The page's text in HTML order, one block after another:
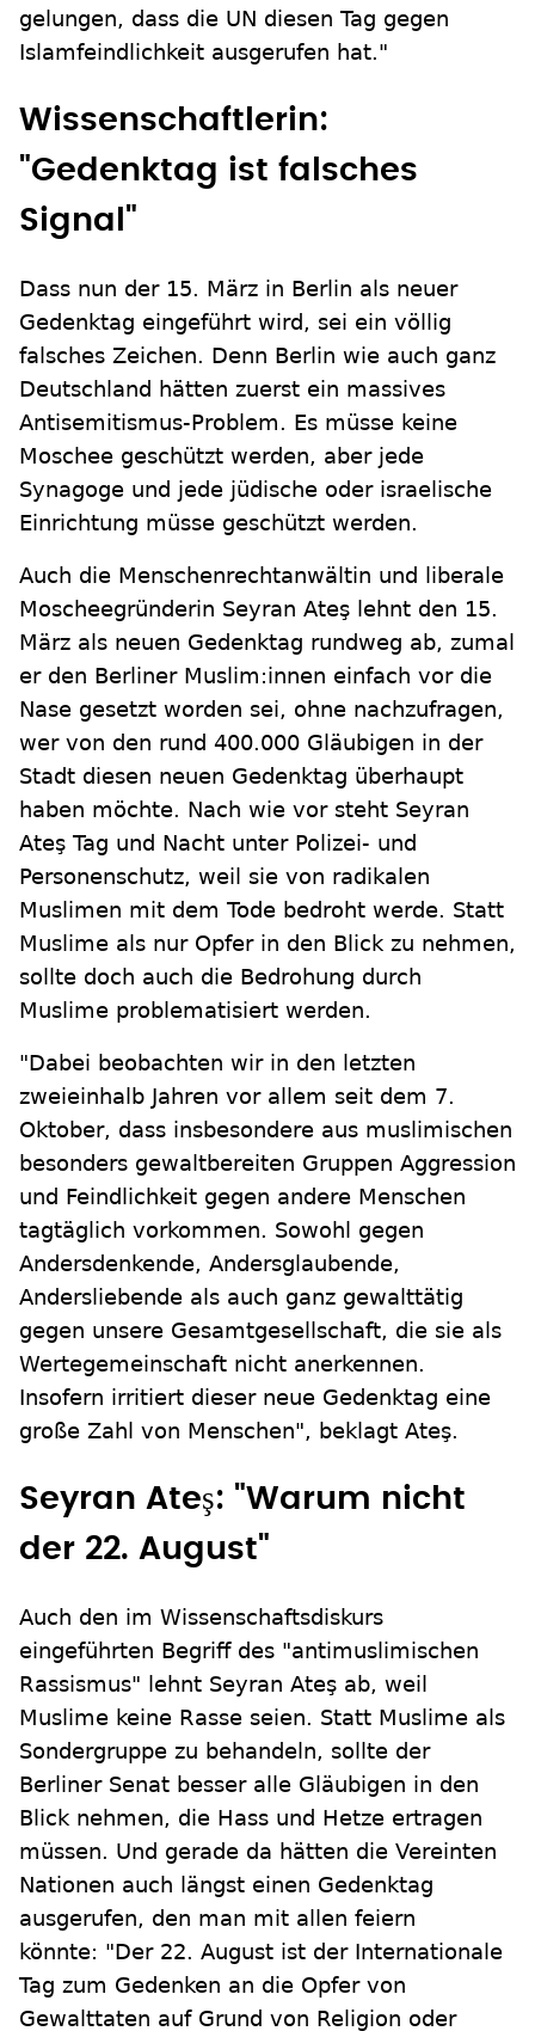
gelungen, dass die UN diesen Tag gegen
Islamfeindlichkeit ausgerufen hat."
Wissenschaftlerin:
"Gedenktag ist falsches
Signal"
Dass nun der 15. März in Berlin als neuer
Gedenktag eingeführt wird, sei ein völlig
falsches Zeichen. Denn Berlin wie auch ganz
Deutschland hätten zuerst ein massives
Antisemitismus-Problem. Es müsse keine
Moschee geschützt werden, aber jede
Synagoge und jede jüdische oder israelische
Einrichtung müsse geschützt werden.
Auch die Menschenrechtanwältin und liberale
Moscheegründerin Seyran Ateş lehnt den 15.
März als neuen Gedenktag rundweg ab, zumal
er den Berliner Muslim:innen einfach vor die
Nase gesetzt worden sei, ohne nachzufragen,
wer von den rund 400.000 Gläubigen in der
Stadt diesen neuen Gedenktag überhaupt
haben möchte. Nach wie vor steht Seyran
Ateş Tag und Nacht unter Polizei- und
Personenschutz, weil sie von radikalen
Muslimen mit dem Tode bedroht werde. Statt
Muslime als nur Opfer in den Blick zu nehmen,
sollte doch auch die Bedrohung durch
Muslime problematisiert werden.
"Dabei beobachten wir in den letzten
zweieinhalb Jahren vor allem seit dem 7.
Oktober, dass insbesondere aus muslimischen
besonders gewaltbereiten Gruppen Aggression
und Feindlichkeit gegen andere Menschen
tagtäglich vorkommen. Sowohl gegen
Andersdenkende, Andersglaubende,
Andersliebende als auch ganz gewalttätig
gegen unsere Gesamtgesellschaft, die sie als
Wertegemeinschaft nicht anerkennen.
Insofern irritiert dieser neue Gedenktag eine
große Zahl von Menschen", beklagt Ateş.
Seyran Ateş: "Warum nicht
der 22. August"
Auch den im Wissenschaftsdiskurs
eingeführten Begriff des "antimuslimischen
Rassismus" lehnt Seyran Ateş ab, weil
Muslime keine Rasse seien. Statt Muslime als
Sondergruppe zu behandeln, sollte der
Berliner Senat besser alle Gläubigen in den
Blick nehmen, die Hass und Hetze ertragen
müssen. Und gerade da hätten die Vereinten
Nationen auch längst einen Gedenktag
ausgerufen, den man mit allen feiern
könnte: "Der 22. August ist der Internationale
Tag zum Gedenken an die Opfer von
Gewalttaten auf Grund von Religion oder